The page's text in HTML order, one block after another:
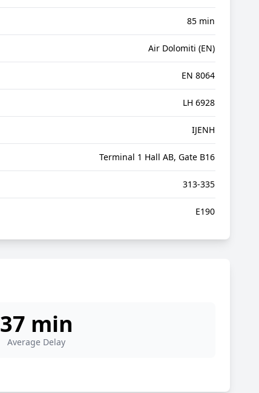
85 min
Air Dolomiti (EN)
EN 8064
LH 6928
IJENH
Terminal 1 Hall AB, Gate B16
313-335
E190
37 min
Average Delay